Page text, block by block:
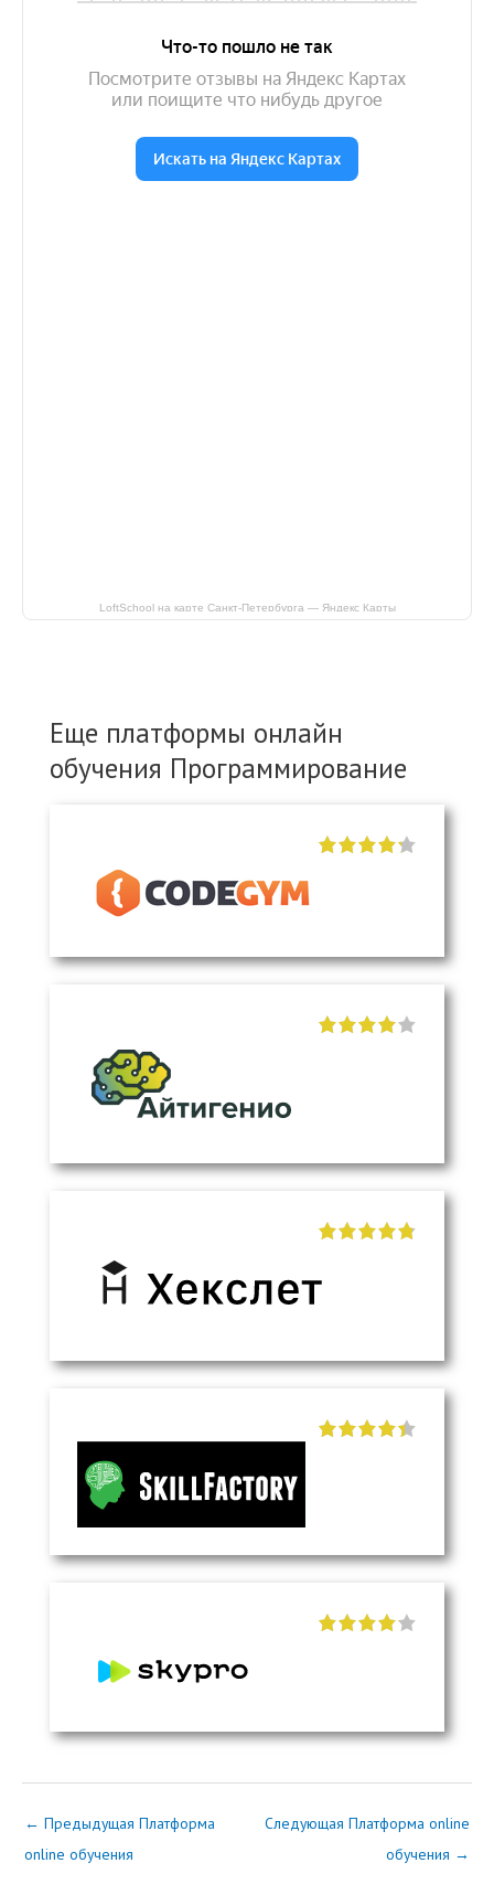
LoftSchool на карте Санкт‑Петербурга — Яндекс Карты
Еще платформы онлайн
обучения Программирование
← Предыдущая Платформа
online обучения
Следующая Платформа online
обучения →